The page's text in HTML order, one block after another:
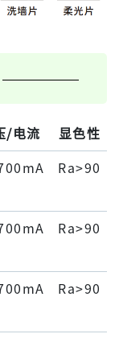
/电流 显色性
Ra>90
Ra>90
Ra>90